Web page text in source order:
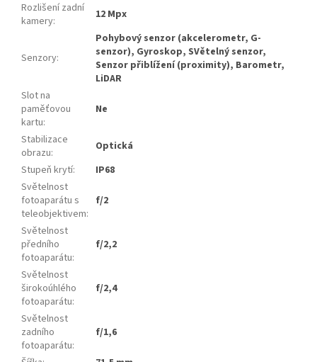
Rozlišení zadní
kamery: 12 Mpx
Senzory:
Pohybový senzor (akcelerometr, G-
senzor), Gyroskop, SVětelný senzor,
Senzor přiblížení (proximity), Barometr,
LiDAR
Slot na
paměťovou
kartu:
Ne
Stabilizace
obrazu:
Optická
Stupeň krytí:
IP68
Světelnost
fotoaparátu s
teleobjektivem:
f/2
Světelnost
předního
fotoaparátu:
f/2,2
Světelnost
širokoúhlého
fotoaparátu:
f/2,4
Světelnost
zadního
fotoaparátu:
f/1,6